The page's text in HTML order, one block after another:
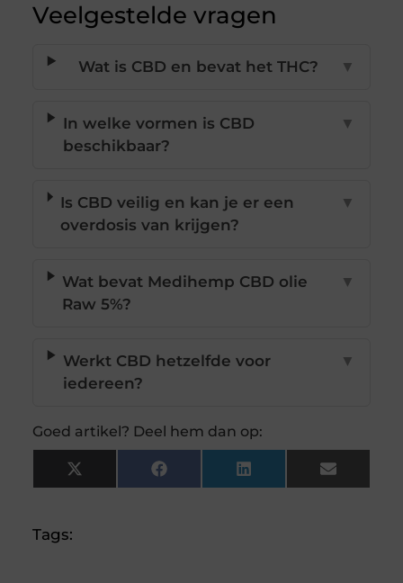
Veelgestelde vragen
Wat is CBD en bevat het THC? ▼
In welke vormen is CBD
beschikbaar?
▼
Is CBD veilig en kan je er een
overdosis van krijgen?
▼
Wat bevat Medihemp CBD olie
Raw 5%?
▼
Werkt CBD hetzelfde voor
iedereen?
▼
Goed artikel? Deel hem dan op:
X
(Twitter)
Facebook LinkedIn Email
Tags: